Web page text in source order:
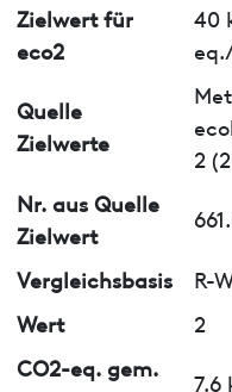
Zielwert für
eco2
40
Quelle
Zielwerte
2
Nr. aus Quelle
Zielwert
Vergleichsbasis
R-
Wert
2
CO2-eq. gem.
7.6